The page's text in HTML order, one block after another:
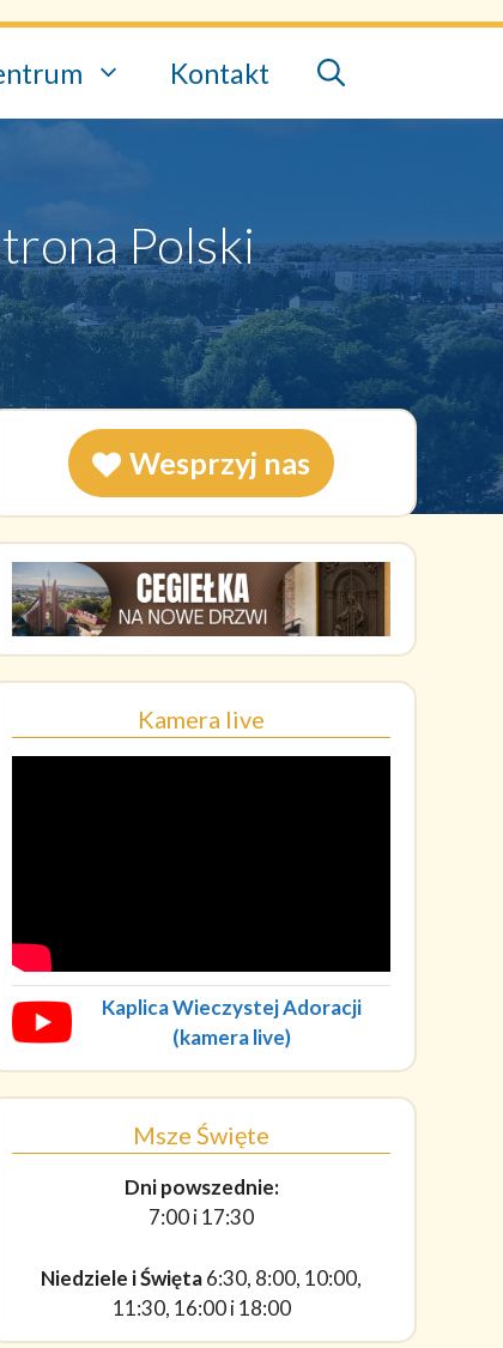
Kontakt
Polski
Wesprzyj nas
Kamera live
Kaplica Wieczystej Adoracji
(kamera live)
Msze Święte
Dni powszednie:
7:00 i 17:30
Niedziele i Święta6:30, 8:00, 10:00,
11:30, 16:00 i 18:00